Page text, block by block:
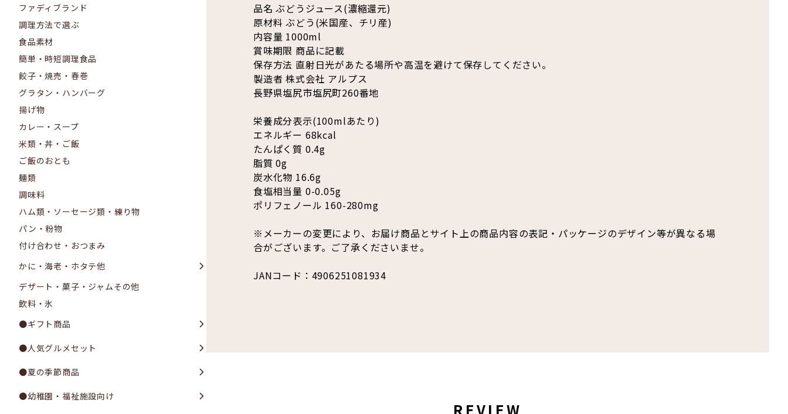
ファディブランド
調理方法で選ぶ
食品素材
簡単・時短調理食品
餃子・焼売・春巻
グラタン・ハンバーグ
揚げ物
カレー・スープ
米類・丼・ご飯
ご飯のおとも
麺類
調味料
ハム類・ソーセージ類・練り物
パン・粉物
付け合わせ・おつまみ
かに・海老・ホタテ他
デザート・菓子・ジャムその他
飲料・氷
●ギフト商品
●人気グルメセット
●夏の季節商品
●幼稚園・福祉施設向け
品名 ぶどうジュース(濃縮還元)
原材料 ぶどう(米国産、チリ産)
内容量 1000ml
賞味期限 商品に記載
保存方法 直射日光があたる場所や高温を避けて保存してください。
製造者 株式会社 アルプス
長野県塩尻市塩尻町260番地
栄養成分表示(100mlあたり)
エネルギー 68kcal
たんぱく質 0.4g
脂質 0g
炭水化物 16.6g
食塩相当量 0-0.05g
ポリフェノール 160-280mg
※メーカーの変更により、お届け商品とサイト上の商品内容の表記・パッケージのデザイン等が異なる場
合がございます。ご了承くださいませ。
JANコード：4906251081934
REVIEW